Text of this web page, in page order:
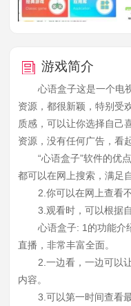
游戏简介
心语盒子这是一个电
资源，都很新颖，特别受
质感，可以让你选择自己
资源，没有任何广告，看
“心语盒子”软件的优
都可以在网上搜索，满足
2.你可以在网上查看
3.观看时，可以根据
心语盒子: 1的功能介
直播，非常丰富全面。
2.一边看，一边可以
内容。
3.可以第一时间查看